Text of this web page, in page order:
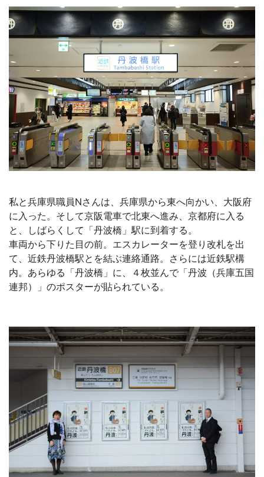
私と兵庫県職員Nさんは、兵庫県から東へ向かい、大阪府
に入った。そして京阪電車で北東へ進み、京都府に入る
と、しばらくして「丹波橋」駅に到着する。
車両から下りた目の前。エスカレーターを登り改札を出
て、近鉄丹波橋駅とを結ぶ連絡通路。さらには近鉄駅構
内。あらゆる「丹波橋」に、４枚並んで「丹波（兵庫五国
連邦）」のポスターが貼られている。